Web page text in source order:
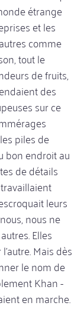
étrange
et les
comme
tout le
de fruits,
des
sur ce
piles de
bon endroit au
de détails
leurs
nous ne
Elles
Mais dès
le nom de
Khan -
en marche.